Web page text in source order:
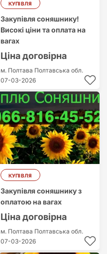
КУПІВЛЯ
Закупівля соняшнику!
Високі ціни та оплата на
вагах
Ціна договірна
м. Полтава Полтавська обл.
07-03-2026
КУПІВЛЯ
Закупівля соняшнику з
оплатою на вагах
Ціна договірна
м. Полтава Полтавська обл.
07-03-2026